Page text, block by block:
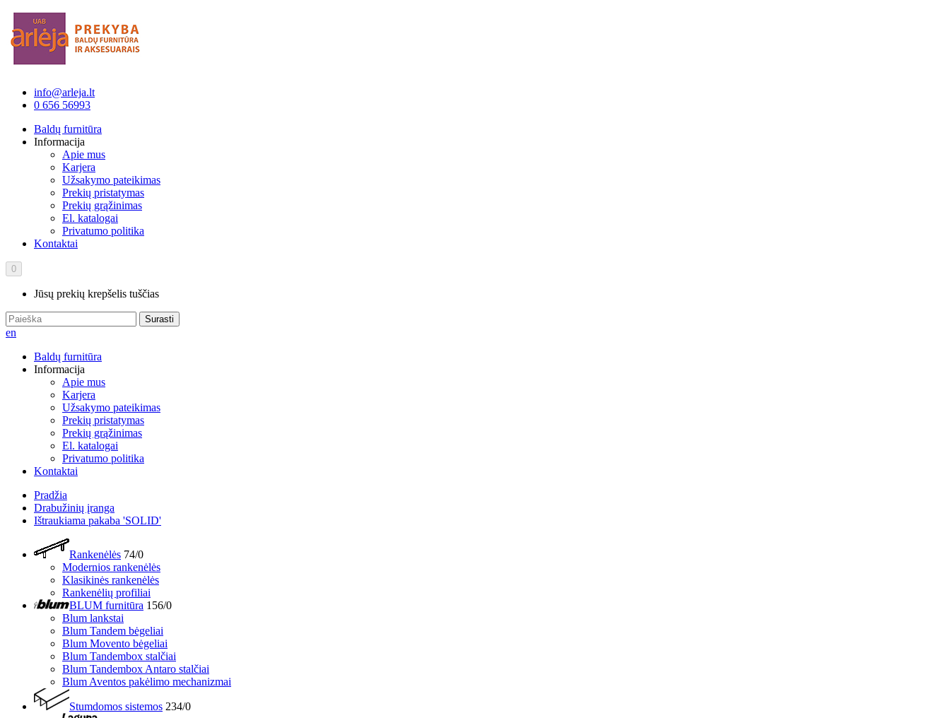
info@arleja.lt
0 656 56993
Baldų furnitūra
Informacija
Apie mus
Karjera
Užsakymo pateikimas
Prekių pristatymas
Prekių grąžinimas
El. katalogai
Privatumo politika
Kontaktai
0
Jūsų prekių krepšelis tuščias
Surasti
en
Baldų furnitūra
Informacija
Apie mus
Karjera
Užsakymo pateikimas
Prekių pristatymas
Prekių grąžinimas
El. katalogai
Privatumo politika
Kontaktai
Pradžia
Drabužinių įranga
Ištraukiama pakaba 'SOLID'
Rankenėlės 74/0
Modernios rankenėlės
Klasikinės rankenėlės
Rankenėlių profiliai
BLUM furnitūra 156/0
Blum lankstai
Blum Tandem bėgeliai
Blum Movento bėgeliai
Blum Tandembox stalčiai
Blum Tandembox Antaro stalčiai
Blum Aventos pakėlimo mechanizmai
Stumdomos sistemos 234/0